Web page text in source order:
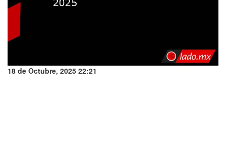
18 de Octubre, 2025 22:21